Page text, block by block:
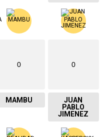
0
MAMBU
0
JUAN
PABLO
JIMENEZ